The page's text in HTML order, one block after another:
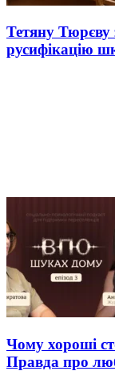
Тетяну Тюрєву
русифікацію
Чому хороші
Правда про